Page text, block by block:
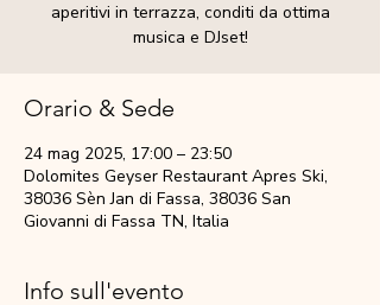
aperitivi in terrazza, conditi da ottima
musica e DJset!
Orario & Sede
24 mag 2025, 17:00 – 23:50
Dolomites Geyser Restaurant Apres Ski,
38036 Sèn Jan di Fassa, 38036 San
Giovanni di Fassa TN, Italia
Info sull'evento